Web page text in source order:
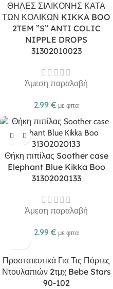
ΘΗΛΕΣ ΣΙΛΙΚΟΝΗΣ ΚΑΤΑ
ΤΩΝ ΚΟΛΙΚΩΝ KIKKA BOO
2TEM ”S” ANTI COLIC
NIPPLE DROPS
31302010023
Άμεση παραλαβή
2.99 € με φπα
Θήκη πιπίλας Soother case
Elephant Blue Kikka Boo
31302020133
Άμεση παραλαβή
2.99 € με φπα
Προστατευτικά Για Τις Πόρτες
Ντουλαπιών 2τμχ Bebe Stars
90-102